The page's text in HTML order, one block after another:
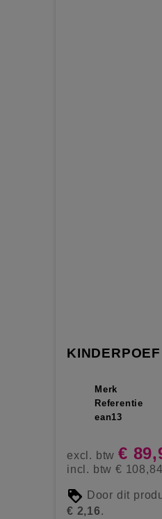
Merk
Referentie
ean13
excl. btw €
incl. btw € 108,84
Door dit
€ 2,16.